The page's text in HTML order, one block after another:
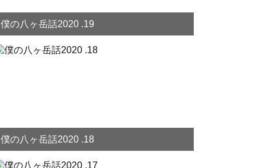
僕の八ヶ岳話2020 .19
僕の八ヶ岳話2020 .18